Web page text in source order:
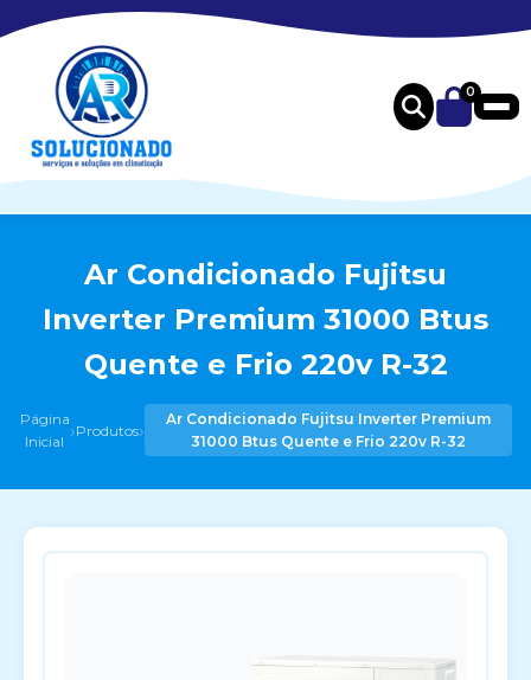
0
Ar Condicionado Fujitsu
Inverter Premium 31000 Btus
Quente e Frio 220v R-32
Página
Inicial ›Produtos›
Ar Condicionado Fujitsu Inverter Premium
31000 Btus Quente e Frio 220v R-32